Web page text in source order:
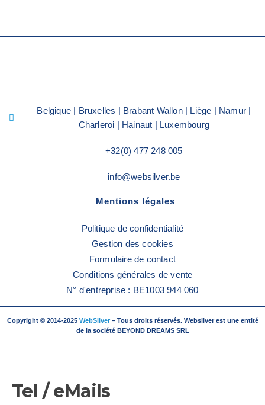
Belgique | Bruxelles | Brabant Wallon | Liège | Namur |
Charleroi | Hainaut | Luxembourg
+32(0) 477 248 005
info@websilver.be
Mentions légales
Politique de confidentialité
Gestion des cookies
Formulaire de contact
Conditions générales de vente
N° d'entreprise : BE1003 944 060
Copyright © 2014-2025 WebSilver– Tous droits réservés. Websilver est une entité
de la société BEYOND DREAMS SRL
Tel / eMails